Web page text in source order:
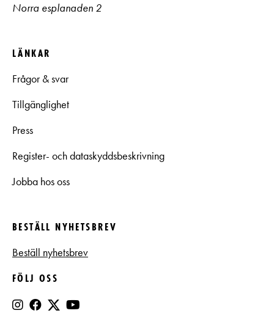
Norra esplanaden 2
LÄNKAR
Frågor & svar
Tillgänglighet
Press
Register- och dataskyddsbeskrivning
Jobba hos oss
BESTÄLL NYHETSBREV
Beställ nyhetsbrev
FÖLJ OSS